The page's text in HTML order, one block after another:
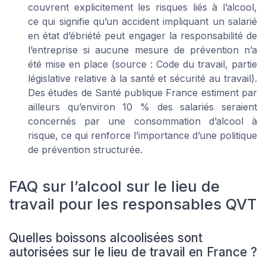
couvrent explicitement les risques liés à l’alcool,
ce qui signifie qu’un accident impliquant un salarié
en état d’ébriété peut engager la responsabilité de
l’entreprise si aucune mesure de prévention n’a
été mise en place (source : Code du travail, partie
législative relative à la santé et sécurité au travail).
Des études de Santé publique France estiment par
ailleurs qu’environ 10 % des salariés seraient
concernés par une consommation d’alcool à
risque, ce qui renforce l’importance d’une politique
de prévention structurée.
FAQ sur l’alcool sur le lieu de
travail pour les responsables QVT
Quelles boissons alcoolisées sont
autorisées sur le lieu de travail en France ?